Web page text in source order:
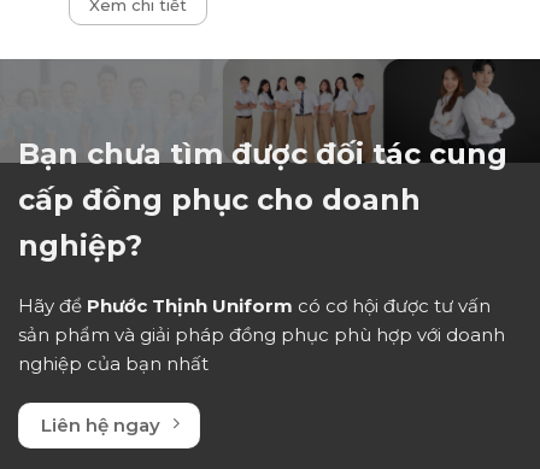
xếp
hạng
Xem chi tiết
Bạn chưa tìm được đối tác cung
cấp đồng phục cho doanh
nghiệp?
Hãy để Phước Thịnh Uniform có cơ hội được tư vấn
sản phẩm và giải pháp đồng phục phù hợp với doanh
nghiệp của bạn nhất
Liên hệ ngay